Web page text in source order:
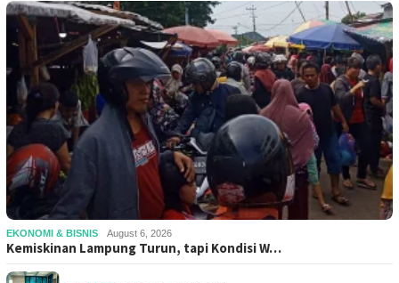
EKONOMI & BISNIS August 6, 2026
Kemiskinan Lampung Turun, tapi Kondisi W…